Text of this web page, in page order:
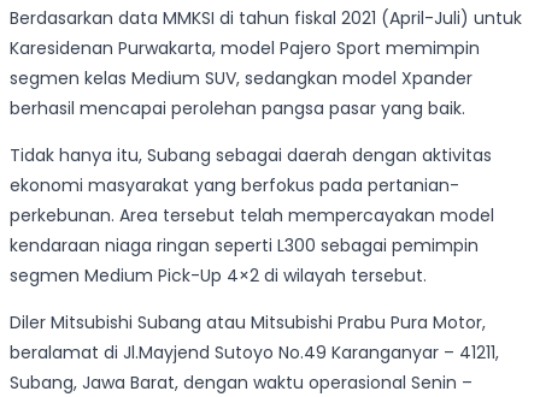
Berdasarkan data MMKSI di tahun fiskal 2021 (April-Juli) untuk
Karesidenan Purwakarta, model Pajero Sport memimpin
segmen kelas Medium SUV, sedangkan model Xpander
berhasil mencapai perolehan pangsa pasar yang baik.
Tidak hanya itu, Subang sebagai daerah dengan aktivitas
ekonomi masyarakat yang berfokus pada pertanian-
perkebunan. Area tersebut telah mempercayakan model
kendaraan niaga ringan seperti L300 sebagai pemimpin
segmen Medium Pick-Up 4×2 di wilayah tersebut.
Diler Mitsubishi Subang atau Mitsubishi Prabu Pura Motor,
beralamat di Jl.Mayjend Sutoyo No.49 Karanganyar – 41211,
Subang, Jawa Barat, dengan waktu operasional Senin –